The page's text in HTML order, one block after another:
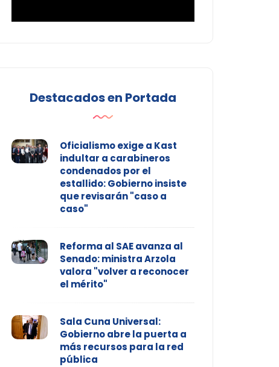
Destacados en Portada
Oficialismo exige a Kast
indultar a carabineros
condenados por el
estallido: Gobierno insiste
que revisarán "caso a
caso"
Reforma al SAE avanza al
Senado: ministra Arzola
valora "volver a reconocer
el mérito"
Sala Cuna Universal:
Gobierno abre la puerta a
más recursos para la red
pública